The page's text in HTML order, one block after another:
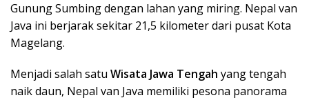
Gunung Sumbing dengan lahan yang miring. Nepal van
Java ini berjarak sekitar 21,5 kilometer dari pusat Kota
Magelang.
Menjadi salah satu Wisata Jawa Tengah yang tengah
naik daun, Nepal van Java memiliki pesona panorama